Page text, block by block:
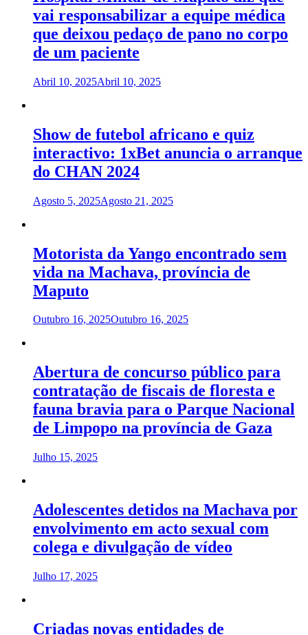
vai responsabilizar a equipe médica
que deixou pedaço de pano no corpo
de um paciente
Abril 10, 2025Abril 10, 2025
Show de futebol africano e quiz
interactivo: 1xBet anuncia o arranque
do CHAN 2024
Agosto 5, 2025Agosto 21, 2025
Motorista da Yango encontrado sem
vida na Machava, província de
Maputo
Outubro 16, 2025Outubro 16, 2025
Abertura de concurso público para
contratação de fiscais de floresta e
fauna bravia para o Parque Nacional
de Limpopo na província de Gaza
Julho 15, 2025
Adolescentes detidos na Machava por
envolvimento em acto sexual com
colega e divulgação de vídeo
Julho 17, 2025
Criadas novas entidades de